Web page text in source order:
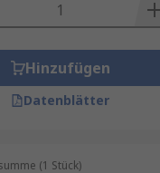
Hinzufügen
Datenblätter
(1 Stück)